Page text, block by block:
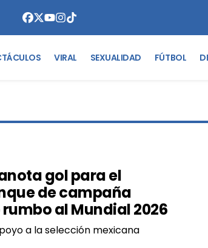
VIRAL SEXUALIDAD FÚTBOL
gol para el
de campaña
al Mundial 2026
a la selección mexicana